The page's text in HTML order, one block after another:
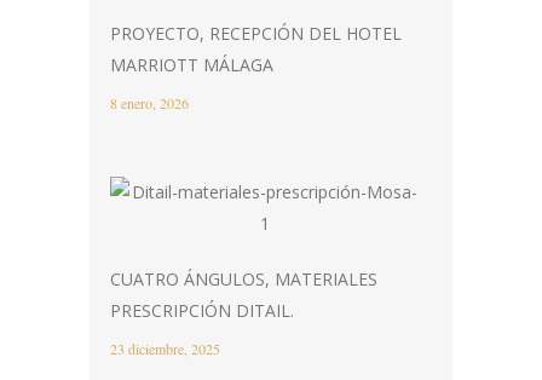
PROYECTO, RECEPCIÓN DEL HOTEL
MARRIOTT MÁLAGA
8 enero, 2026
CUATRO ÁNGULOS, MATERIALES
PRESCRIPCIÓN DITAIL.
23 diciembre, 2025